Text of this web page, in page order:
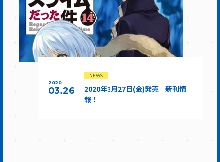
2020
03.26
NEWS
2020年3月27日(金)発売 新刊情
報！